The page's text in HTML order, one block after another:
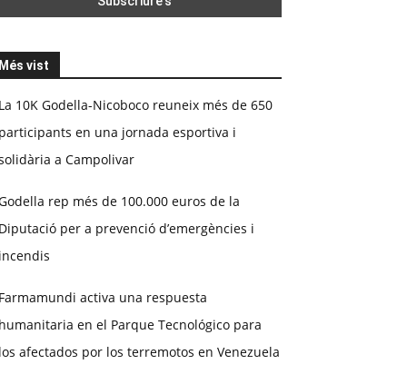
Més vist
La 10K Godella-Nicoboco reuneix més de 650
participants en una jornada esportiva i
a Campolivar
rep més de 100.000 euros de la
Diputació per a prevenció d’emergències i
incendis
Farmamundi activa una respuesta
humanitaria en el Parque Tecnológico para
los afectados por los terremotos en Venezuela